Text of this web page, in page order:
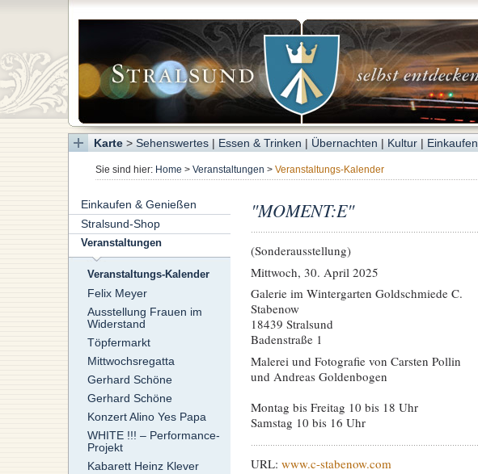
Karte> Sehenswertes| Essen & Trinken | Übernachten | Kultur| Einkaufen
Sie sind hier: Home > Veranstaltungen > Veranstaltungs-Kalender
Einkaufen & Genießen
Stralsund-Shop
Veranstaltungen
Veranstaltungs-Kalender
Felix Meyer
Ausstellung Frauen im
Widerstand
Töpfermarkt
Mittwochsregatta
Gerhard Schöne
Gerhard Schöne
Konzert Alino Yes Papa
WHITE !!! – Performance-
Projekt
Kabarett Heinz Klever
"MOMENT:E"
(Sonderausstellung)
Mittwoch, 30. April 2025
Galerie im Wintergarten Goldschmiede C.
Stabenow
18439 Stralsund
Badenstraße 1
Malerei und Fotografie von Carsten Pollin
und Andreas Goldenbogen
Montag bis Freitag 10 bis 18 Uhr
Samstag 10 bis 16 Uhr
URL: www.c-stabenow.com